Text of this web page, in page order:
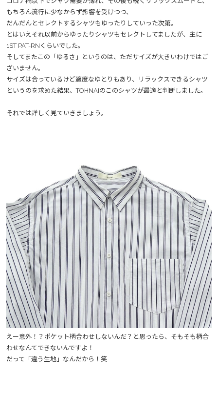
もちろん流行に少なからず影響を受けつつ、
だんだんとセレクトするシャツもゆったりしていった次第。
とはいえそれ以前からゆったりシャツもセレクトしてましたが、主に
1ST PAT-RNくらいでした。
そしてまたこの「ゆるさ」というのは、ただサイズが大きいわけではご
ざいません。
サイズは合っているけど適度なゆとりもあり、リラックスできるシャツ
というのを求めた結果、TOHNAIのこのシャツが最適と判断しました。
それでは詳しく見ていきましょう。
えー意外！？ポケット柄合わせしないんだ？と思ったら、そもそも柄合
わせなんてできないんですよ！
だって「違う生地」なんだから！笑